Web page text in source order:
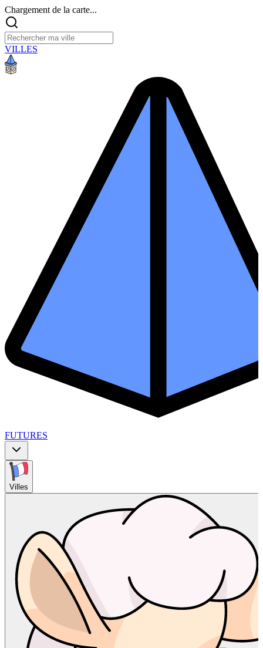
Chargement de la carte...
VILLES
FUTURES
Villes